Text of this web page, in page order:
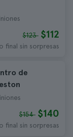
$123 $112
final sin sorpresas
de
$154 $140
final sin sorpresas